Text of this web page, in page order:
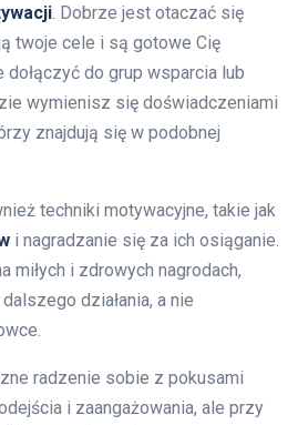
. Dobrze jest otaczać się
twoje cele i są gotowe Cię
do grup wsparcia lub
wymienisz się doświadczeniami
znajdują się w podobnej
techniki motywacyjne, takie jak
i nagradzanie się za ich osiąganie.
miłych i zdrowych nagrodach,
działania, a nie
radzenie sobie z pokusami
i zaangażowania, ale przy